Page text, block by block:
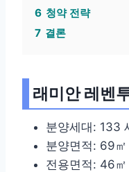
6 청약 전략
7 결론
래미안 레벤
분양세대: 133
분양면적: 69
전용면적: 46